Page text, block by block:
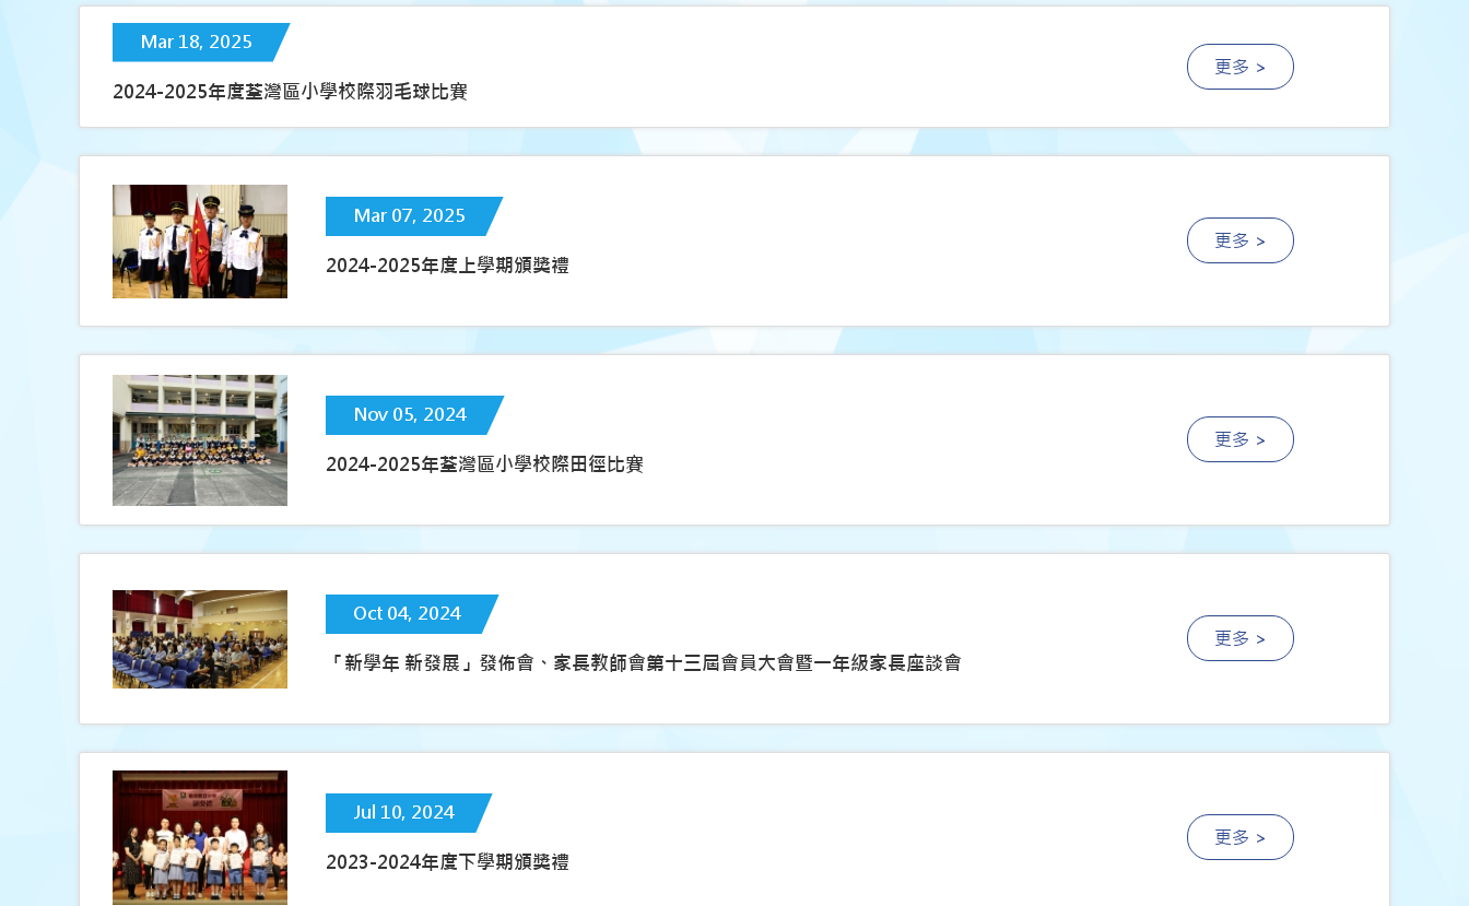
Mar 18, 2025
2024-2025年度荃灣區小學校際羽毛球比賽
更多 >
Mar 07, 2025
2024-2025年度上學期頒獎禮
更多 >
Nov 05, 2024
2024-2025年荃灣區小學校際田徑比賽
更多 >
Oct 04, 2024
「新學年 新發展」發佈會、家長教師會第十三屆會員大會暨一年級家長座談會
更多 >
Jul 10, 2024
2023-2024年度下學期頒獎禮
更多 >